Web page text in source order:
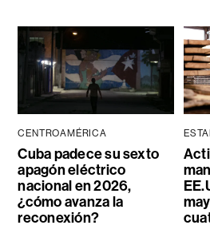
CENTROAMÉRICA
Cuba padece su sexto
apagón eléctrico
nacional en 2026,
¿cómo avanza la
reconexión?